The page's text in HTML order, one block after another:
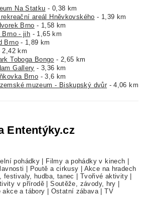
Na Statku - 0,38 km
areál Hněvkovského - 1,39 km
Brno - 1,58 km
Brno - jih - 1,65 km
Brno- 1,89 km
2,42 km
Toboga Bongo - 2,65 km
Gallery - 3,36 km
Brno - 3,6 km
muzeum - Biskupský dvůr - 4,06 km
Ententýky.cz
pohádky Filmy a pohádky v kinech
Poutě a cirkusy
Akce na hradech
festivaly, hudba, tanec Tvořivé aktivity
v přírodě |Soutěže, závody, hry
akce a tábory Ostatní zábava|TV